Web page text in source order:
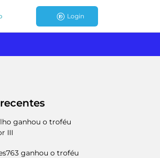
Login
ganhou o troféu
III
ganhou o troféu